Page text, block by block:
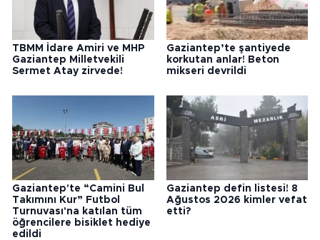
TBMM İdare Amiri ve MHP
Gaziantep Milletvekili
Sermet Atay zirvede!
Gaziantep’te şantiyede
korkutan anlar! Beton
mikseri devrildi
Gaziantep'te “Camini Bul
Takımını Kur” Futbol
Turnuvası'na katılan tüm
öğrencilere bisiklet hediye
edildi
Gaziantep defin listesi! 8
Ağustos 2026 kimler vefat
etti?